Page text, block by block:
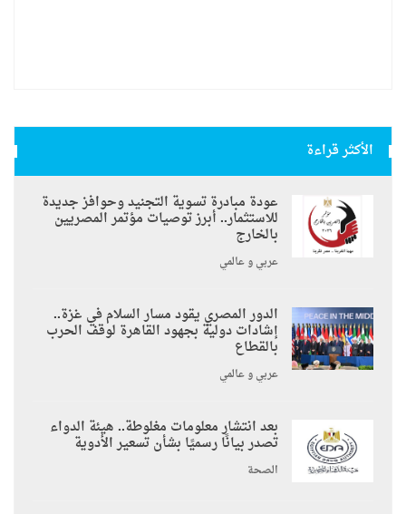
الأكثر قراءة
عودة مبادرة تسوية التجنيد وحوافز جديدة
للاستثمار.. أبرز توصيات مؤتمر المصريين
بالخارج
عربي و عالمي
الدور المصري يقود مسار السلام في غزة..
إشادات دولية بجهود القاهرة لوقف الحرب
بالقطاع
عربي و عالمي
بعد انتشار معلومات مغلوطة.. هيئة الدواء
تصدر بيانًا رسميًا بشأن تسعير الأدوية
الصحة